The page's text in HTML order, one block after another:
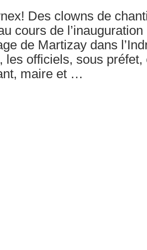
Des clowns de
cours de
de Martizay dans
les officiels, sous
maire et …